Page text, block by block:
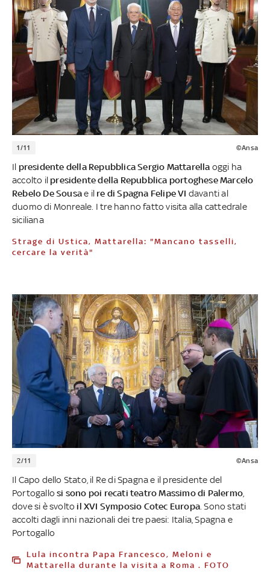
1/11 ©Ansa
Il presidente della Repubblica Sergio Mattarella oggi ha
accolto il presidente della Repubblica portoghese Marcelo
Rebelo De Sousae il re di Spagna Felipe VI davanti al
duomo di Monreale. I tre hanno fatto visita alla cattedrale
siciliana
Strage di Ustica, Mattarella: "Mancano tasselli,
cercare la verità"
2/11 ©Ansa
Il Capo dello Stato, il Re di Spagna e il presidente del
Portogallo si sono poi recati teatro Massimo di Palermo
dove si è svolto il XVI Symposio Cotec Europa . Sono stati
accolti dagli inni nazionali dei tre paesi: Italia, Spagna e
Portogallo
Lula incontra Papa Francesco, Meloni e
Mattarella durante la visita a Roma . FOTO